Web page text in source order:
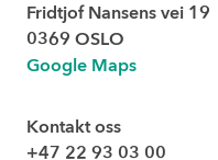
Fridtjof Nansens vei 19
0369 OSLO
Google Maps
Kontakt oss
+47 22 93 03 00